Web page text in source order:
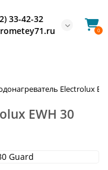
33-42-32
0
Electrolux
EWH 30